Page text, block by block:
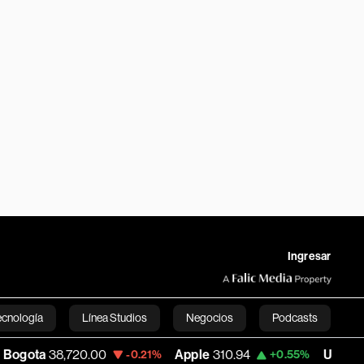
Ingresar
Línea Studios Negocios Podcasts
English-0.21% Apple 310.94 +0.55% USD COP 3,175.95